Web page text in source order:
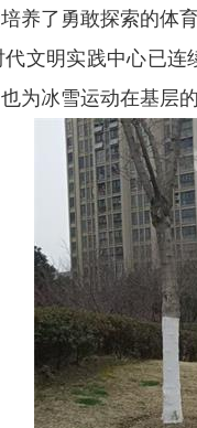
养了勇敢探索的体
文明实践中心已
为冰雪运动在基层